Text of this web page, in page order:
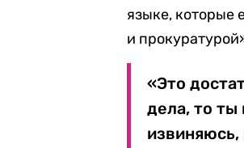
языке, которые
и
«Это
дела, то ты
извиняюсь,